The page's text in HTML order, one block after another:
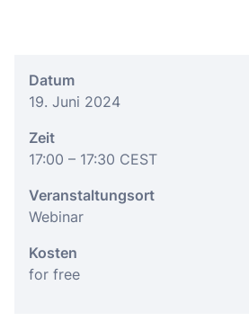
Datum
19. Juni 2024
Zeit
17:00 – 17:30 CEST
Veranstaltungsort
Webinar
Kosten
for free